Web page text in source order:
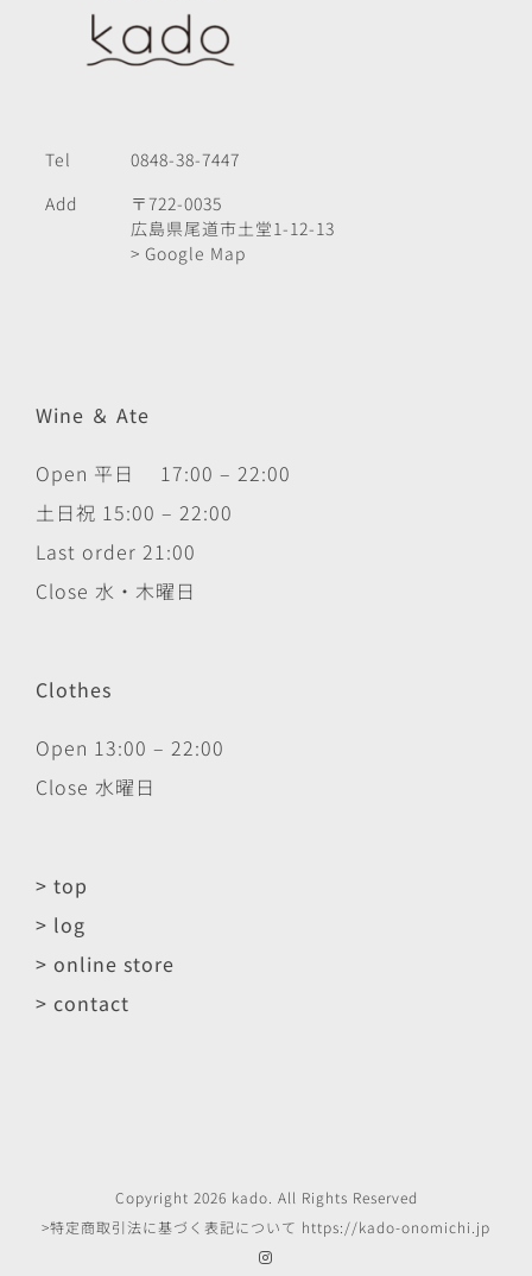
Tel
0848-38-7447
Add
〒722-0035
広島県尾道市土堂1-12-13
> Google Map
Wine ＆ Ate
Open 平日 17:00 – 22:00
土日祝 15:00 – 22:00
Last order 21:00
Close 水・木曜日
Clothes
Open 13:00 – 22:00
Close 水曜日
> top
> log
> online store
> contact
Copyright 2026 kado . All Rights Reserved
>特定商取引法に基づく表記について https://kado-onomichi.jp